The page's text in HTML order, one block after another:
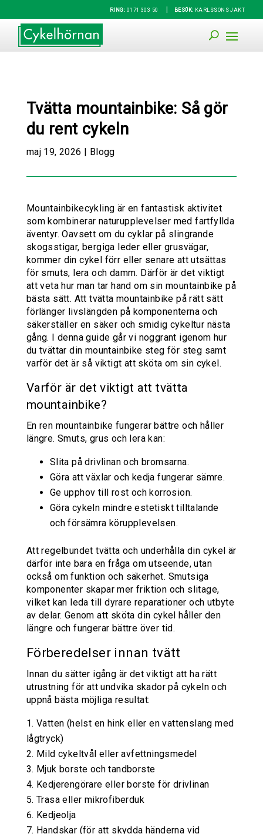
RING: 0171 303 50 BESÖK: KARLSSONS JAKT
Tvätta mountainbike: Så gör
du rent cykeln
maj 19, 2026 Blogg
Mountainbikecykling är en fantastisk aktivitet
som kombinerar naturupplevelser med fartfyllda
äventyr. Oavsett om du cyklar på slingrande
skogsstigar, bergiga leder eller grusvägar,
kommer din cykel förr eller senare att utsättas
för smuts, lera och damm. Därför är det viktigt
att veta hur man tar hand om sin mountainbike på
bästa sätt. Att tvätta mountainbike på rätt sätt
förlänger livslängden på komponenterna och
säkerställer en säker och smidig cykeltur nästa
gång. I denna guide går vi noggrant igenom hur
du tvättar din mountainbike steg för steg samt
varför det är så viktigt att sköta om sin cykel.
Varför är det viktigt att tvätta
mountainbike?
En ren mountainbike fungerar bättre och håller
längre. Smuts, grus och lera kan:
Slita på drivlinan och bromsarna.
Göra att växlar och kedja fungerar sämre.
Ge upphov till rost och korrosion.
Göra cykeln mindre estetiskt tilltalande
och försämra körupplevelsen.
Att regelbundet tvätta och underhålla din cykel är
därför inte bara en fråga om utseende, utan
också om funktion och säkerhet. Smutsiga
komponenter skapar mer friktion och slitage,
vilket kan leda till dyrare reparationer och utbyte
av delar. Genom att sköta din cykel håller den
längre och fungerar bättre över tid.
Förberedelser innan tvätt
Innan du sätter igång är det viktigt att ha rätt
utrustning för att undvika skador på cykeln och
uppnå bästa möjliga resultat:
Vatten (helst en hink eller en vattenslang med
lågtryck)
Mild cykeltvål eller avfettningsmedel
Mjuk borste och tandborste
Kedjerengörare eller borste för drivlinan
Trasa eller mikrofiberduk
Kedjeolja
Handskar (för att skydda händerna vid